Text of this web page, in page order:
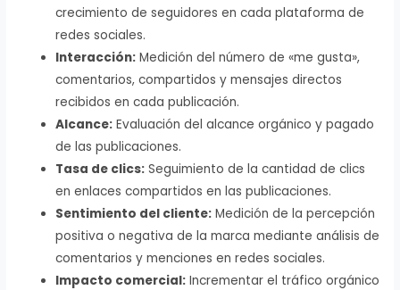
crecimiento de seguidores en cada plataforma de
redes sociales.
Interacción: Medición del número de «me gusta»,
comentarios, compartidos y mensajes directos
recibidos en cada publicación.
Alcance: Evaluación del alcance orgánico y pagado
de las publicaciones.
Tasa de clics: Seguimiento de la cantidad de clics
en enlaces compartidos en las publicaciones.
Sentimiento del cliente: Medición de la percepción
positiva o negativa de la marca mediante análisis de
comentarios y menciones en redes sociales.
Impacto comercial: Incrementar el tráfico orgánico